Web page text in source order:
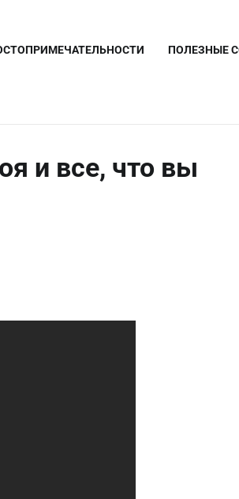
ПОЛЕЗНЫЕ
и все, что вы